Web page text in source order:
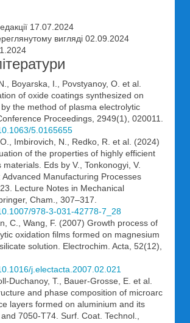
17.07.2024
вигляді 02.09.2024
Boyarska, I., Povstyanoy, O. et al.
of oxide coatings synthesized on
the method of plasma electrolytic
Proceedings, 2949(1), 020011.
5.0165655
Imbirovich, N., Redko, R. et al. (2024)
of the properties of highly efficient
Eds by V., Tonkonogyi, V.
Advanced Manufacturing Processes
Lecture Notes in Mechanical
Cham., 307–317.
978-3-031-42778-7_28
C., Wang, F. (2007) Growth process of
oxidation films formed on magnesium
solution. Electrochim. Acta, 52(12),
j.electacta.2007.02.021
Duchanoy, T., Bauer-Grosse, E. et al.
and phase composition of microarc
layers formed on aluminium and its
7050-T74. Surf. Coat. Technol.,